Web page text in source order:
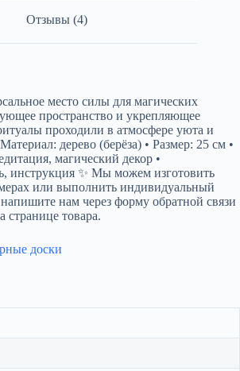
Отзывы (4)
место силы для магических
пространство и укрепляющее
проходили в атмосфере уюта и
дерево (берёза) • Размер: 25 см •
магический декор •
инструкция ✨ Мы можем изготовить
или выполнить индивидуальный
нам через форму обратной связи
странице товара.
доски